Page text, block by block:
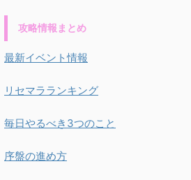
攻略情報まとめ
最新イベント情報
リセマラランキング
毎日やるべき3つのこと
序盤の進め方